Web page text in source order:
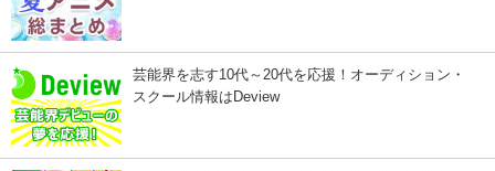
芸能界を志す10代～20代を応援！オーディション・
スクール情報はDeview